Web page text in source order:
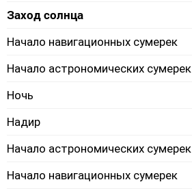
Заход солнца
Начало навигационных сумерек
Начало астрономических сумерек
Ночь
Надир
Начало астрономических сумерек
Начало навигационных сумерек